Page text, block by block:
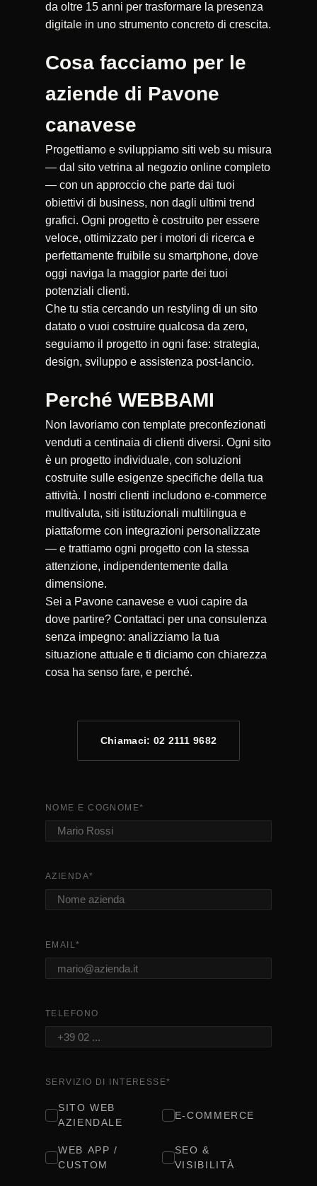
da oltre 15 anni per trasformare la presenza
digitale in uno strumento concreto di crescita.
Cosa facciamo per le
aziende di Pavone
canavese
Progettiamo e sviluppiamo siti web su misura
— dal sito vetrina al negozio online completo
— con un approccio che parte dai tuoi
obiettivi di business, non dagli ultimi trend
grafici. Ogni progetto è costruito per essere
veloce, ottimizzato per i motori di ricerca e
perfettamente fruibile su smartphone, dove
oggi naviga la maggior parte dei tuoi
potenziali clienti.
Che tu stia cercando un restyling di un sito
datato o vuoi costruire qualcosa da zero,
seguiamo il progetto in ogni fase: strategia,
design, sviluppo e assistenza post-lancio.
Perché WEBBAMI
Non lavoriamo con template preconfezionati
venduti a centinaia di clienti diversi. Ogni sito
è un progetto individuale, con soluzioni
costruite sulle esigenze specifiche della tua
attività. I nostri clienti includono e-commerce
multivaluta, siti istituzionali multilingua e
piattaforme con integrazioni personalizzate
— e trattiamo ogni progetto con la stessa
attenzione, indipendentemente dalla
dimensione.
Sei a Pavone canavese e vuoi capire da
dove partire? Contattaci per una consulenza
senza impegno: analizziamo la tua
situazione attuale e ti diciamo con chiarezza
cosa ha senso fare, e perché.
Chiamaci: 02 2111 9682
NOME E COGNOME*
AZIENDA*
EMAIL*
TELEFONO
SERVIZIO DI INTERESSE*
SITO WEB
AZIENDALE
E-COMMERCE
WEB APP /
CUSTOM
SEO &
VISIBILITÀ